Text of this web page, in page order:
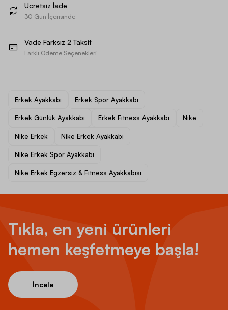
Ücretsiz İade
30 Gün İçerisinde
Vade Farksız 2 Taksit
Farklı Ödeme Seçenekleri
Erkek Ayakkabı Erkek Spor Ayakkabı
Erkek Günlük Ayakkabı Erkek Fitness Ayakkabı Nike
Nike Erkek Nike Erkek Ayakkabı
Nike Erkek Spor Ayakkabı
Nike Erkek Egzersiz & Fitness Ayakkabısı
Tıkla, en yeni ürünleri
hemen keşfetmeye başla!
İncele